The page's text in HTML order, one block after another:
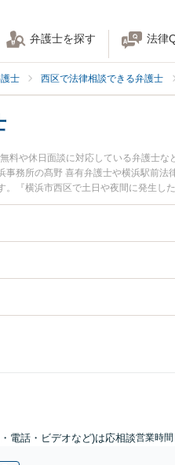
弁護士を探す 法律
士 西区で法律相談できる弁護士
や休日面談に対応している弁護士
務所の髙野 喜有弁護士や横浜駅前
『横浜市西区で土日や夜間に発生し
』『初回相談無料で外国人・国際問
電話・ビデオなど)は応相談営業時間